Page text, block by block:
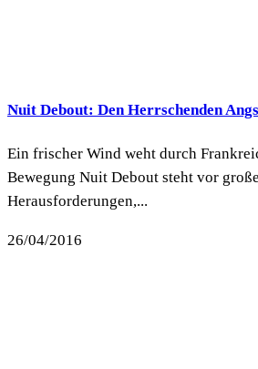
Nuit Debout: Den Herrschenden
Ein frischer Wind weht durch
Bewegung Nuit Debout steht vor
Herausforderungen,...
26/04/2016